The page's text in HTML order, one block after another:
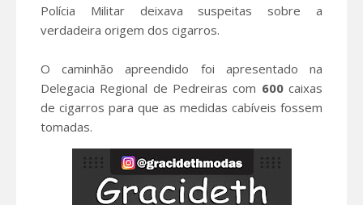
Polícia Militar deixava suspeitas sobre a
verdadeira origem dos cigarros.
O caminhão apreendido foi apresentado na
Delegacia Regional de Pedreiras com 600caixas
de cigarros para que as medidas cabíveis fossem
tomadas.